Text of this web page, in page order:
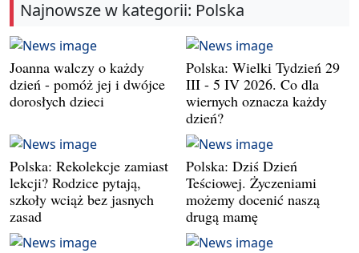
Najnowsze w kategorii: Polska
Joanna walczy o każdy
dzień - pomóż jej i dwójce
dorosłych dzieci
Polska: Wielki Tydzień 29
III - 5 IV 2026. Co dla
wiernych oznacza każdy
dzień?
Polska: Rekolekcje zamiast
lekcji? Rodzice pytają,
szkoły wciąż bez jasnych
zasad
Polska: Dziś Dzień
Teściowej. Życzeniami
możemy docenić naszą
drugą mamę